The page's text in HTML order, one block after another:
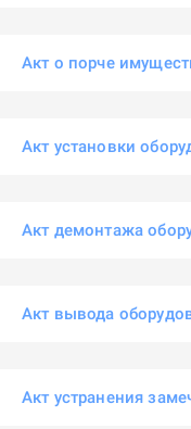
Акт о порче
Акт установки
Акт демонтажа
Акт вывода
Акт устранения